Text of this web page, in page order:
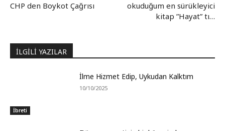
CHP den Boykot Çağrısı
okuduğum en sürükleyici
kitap ”Hayat” tı…
İLGİLİ YAZILAR
İbreti
İlme Hizmet Edip, Uykudan Kalktım
10/10/2025